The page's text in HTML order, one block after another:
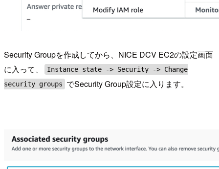
Security Groupを作成してから、NICE DCV EC2の設定画面
に入って、
Instance state -> Security -> Change
security groups
でSecurity Group設定に入ります。